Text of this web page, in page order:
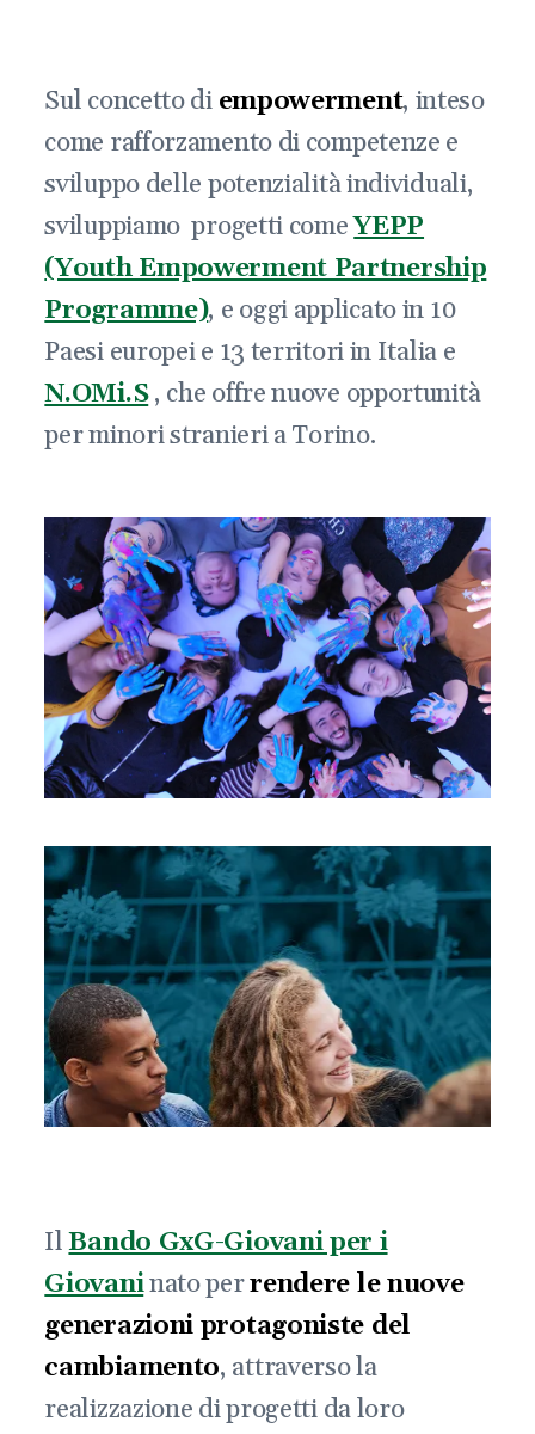
Sul concetto di empowerment, inteso
come rafforzamento di competenze e
sviluppo delle potenzialità individuali,
sviluppiamo progetti comeYEPP
(Youth Empowerment Partnership
Programme), e oggi applicato in 10
Paesi europei e 13 territori in Italia e
N.OMi.S, che offre nuove opportunità
per minori stranieri a Torino.
IlBando GxG-Giovani per i
Giovaninato perrendere le nuove
generazioni protagoniste del
cambiamento, attraverso la
realizzazione di progetti da loro